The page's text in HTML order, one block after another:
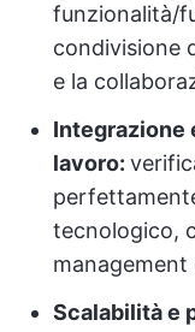
funzionalità/
condivisione
e la
Integrazione
lavoro:
tecnologico,
management
Scalabilità e